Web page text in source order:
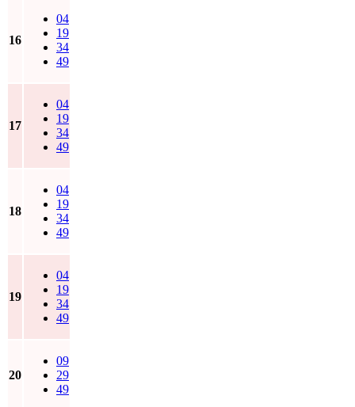
16
04
19
34
49
17
04
19
34
49
18
04
19
34
49
19
04
19
34
49
20
09
29
49